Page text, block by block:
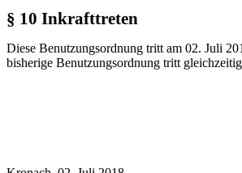
§ 10 Inkrafttreten
Diese Benutzungsordnung tritt am 02. Juli
bisherige Benutzungsordnung tritt